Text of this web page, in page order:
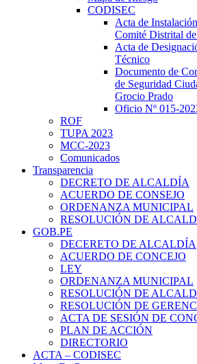
CODISEC
Acta de
Comité Distrital
Acta de
Técnico
Documento de
de Seguridad
Grocio Prado
Oficio Nº 015-
ROF
TUPA 2023
MCC-2023
Comunicados
Transparencia
DECRETO DE ALCALDÍA
ACUERDO DE CONSEJO
ORDENANZA MUNICIPAL
RESOLUCIÓN DE
GOB.PE
DECERETO DE ALCALDÍA
ACUERDO DE CONCEJO
LEY
ORDENANZA MUNICIPAL
RESOLUCIÓN DE
RESOLUCIÓN DE
ACTA DE SESIÓN DE
PLAN DE ACCIÓN
DIRECTORIO
ACTA – CODISEC